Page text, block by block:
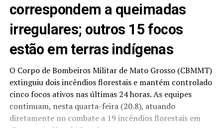
correspondem a queimadas
irregulares; outros 15 focos
estão em terras indígenas
O Corpo de Bombeiros Militar de Mato Grosso (CBMMT)
extinguiu dois incêndios florestais e mantém controlado
cinco focos ativos nas últimas 24 horas. As equipes
continuam, nesta quarta-feira (20.8), atuando
diretamente no combate a 19 incêndios florestais em